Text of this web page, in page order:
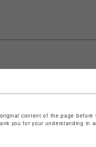
content of the page before
you for your understanding in